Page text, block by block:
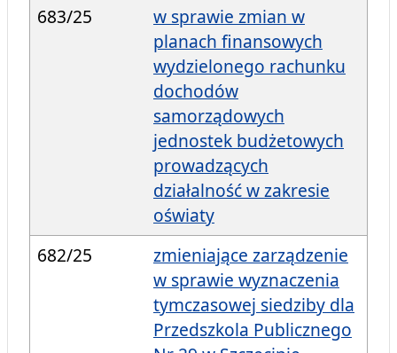
683/25
w sprawie zmian w
planach finansowych
wydzielonego rachunku
dochodów
samorządowych
jednostek budżetowych
prowadzących
działalność w zakresie
oświaty
682/25
zmieniające zarządzenie
w sprawie wyznaczenia
tymczasowej siedziby dla
Przedszkola Publicznego